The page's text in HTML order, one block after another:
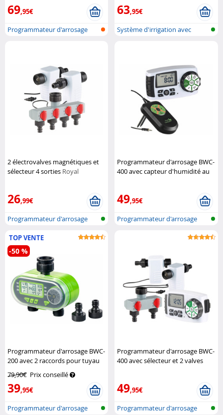
69,95€
Programmateur d'arrosage
63,95€
Système d'irrigation avec
2 électrovalves magnétiques et
sélecteur 4 sorties Royal
26,99€
Programmateur d'arrosage
Programmateur d'arrosage BWC-
400 avec capteur d'humidité au
49,95€
Programmateur d'arrosage
TOP VENTE
Programmateur d'arrosage BWC-
200 avec 2 raccords pour tuyau
79,90€ Prix conseillé
39,95€
-50 %
Programmateur d'arrosage
Programmateur d'arrosage BWC-
400 avec sélecteur et 2 valves
49,95€
Programmateur d'arrosage